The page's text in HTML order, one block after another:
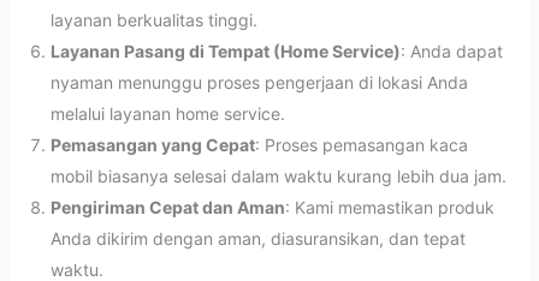
layanan berkualitas tinggi.
Layanan Pasang di Tempat (Home Service): Anda dapat
nyaman menunggu proses pengerjaan di lokasi Anda
melalui layanan home service.
Pemasangan yang Cepat: Proses pemasangan kaca
mobil biasanya selesai dalam waktu kurang lebih dua jam.
Pengiriman Cepat dan Aman: Kami memastikan produk
Anda dikirim dengan aman, diasuransikan, dan tepat
waktu.